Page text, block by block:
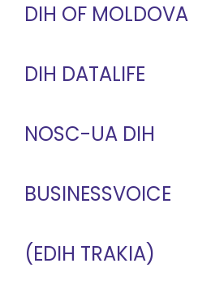
DIH OF MOLDOVA
DIH DATALIFE
NOSC-UA DIH
BUSINESSVOICE
(EDIH TRAKIA)